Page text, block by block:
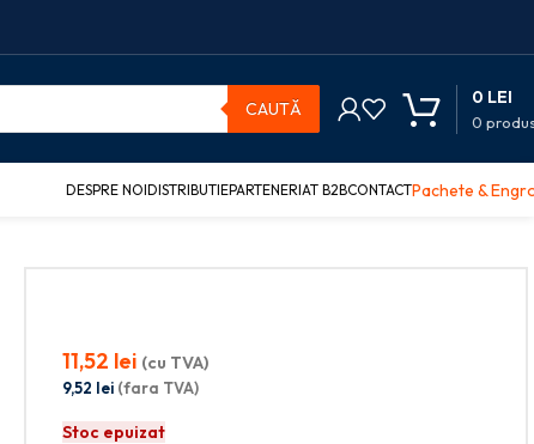
CAUTĂ
0
0 LEI
DESPRE NOIDISTRIBUTIEPARTENERIAT B2BCONTACTPachete &
11,52 lei (cu TVA)
9,52 lei (fara TVA)
Stoc epuizat